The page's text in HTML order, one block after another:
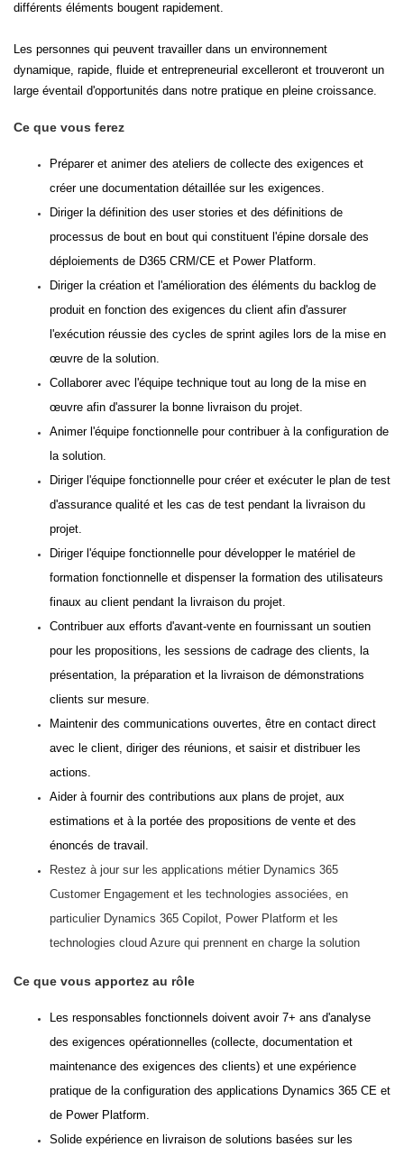
différents éléments bougent rapidement.
Les personnes qui peuvent travailler dans un environnement
dynamique, rapide, fluide et entrepreneurial excelleront et trouveront un
large éventail d'opportunités dans notre pratique en pleine croissance.
Ce que vous ferez
Préparer et animer des ateliers de collecte des exigences et
créer une documentation détaillée sur les exigences.
Diriger la définition des user stories et des définitions de
processus de bout en bout qui constituent l'épine dorsale des
déploiements de D365 CRM/CE et Power Platform.
Diriger la création et l'amélioration des éléments du backlog de
produit en fonction des exigences du client afin d'assurer
l'exécution réussie des cycles de sprint agiles lors de la mise en
œuvre de la solution.
Collaborer avec l'équipe technique tout au long de la mise en
œuvre afin d'assurer la bonne livraison du projet.
Animer l'équipe fonctionnelle pour contribuer à la configuration de
la solution.
Diriger l'équipe fonctionnelle pour créer et exécuter le plan de test
d'assurance qualité et les cas de test pendant la livraison du
projet.
Diriger l'équipe fonctionnelle pour développer le matériel de
formation fonctionnelle et dispenser la formation des utilisateurs
finaux au client pendant la livraison du projet.
Contribuer aux efforts d'avant-vente en fournissant un soutien
pour les propositions, les sessions de cadrage des clients, la
présentation, la préparation et la livraison de démonstrations
clients sur mesure.
Maintenir des communications ouvertes, être en contact direct
avec le client, diriger des réunions, et saisir et distribuer les
actions.
Aider à fournir des contributions aux plans de projet, aux
estimations et à la portée des propositions de vente et des
énoncés de travail.
Restez à jour sur les applications métier Dynamics 365
Customer Engagement et les technologies associées, en
particulier Dynamics 365 Copilot, Power Platform et les
technologies cloud Azure qui prennent en charge la solution
Ce que vous apportez au rôle
Les responsables fonctionnels doivent avoir 7+ ans d'analyse
des exigences opérationnelles (collecte, documentation et
maintenance des exigences des clients) et une expérience
pratique de la configuration des applications Dynamics 365 CE et
de Power Platform.
Solide expérience en livraison de solutions basées sur les